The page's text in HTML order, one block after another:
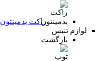
راکت بدمینتون
لوازم تنیس
بازگشت